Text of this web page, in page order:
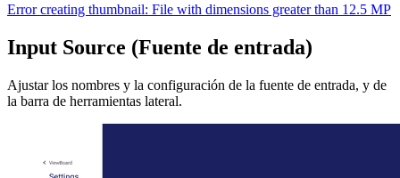
Error creating thumbnail: File with dimensions greater than 12.5 MP
Input Source (Fuente de entrada)
Ajustar los nombres y la configuración de la fuente de entrada, y de
la barra de herramientas lateral.